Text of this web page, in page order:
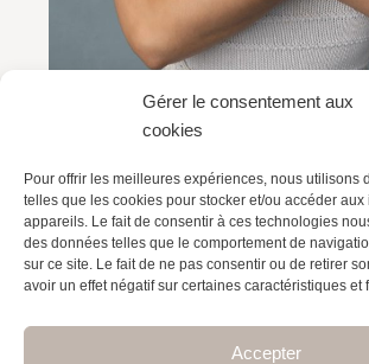
Gérer le consentement aux
cookies
Pour offrir les meilleures expériences, nous utilisons
telles que les cookies pour stocker et/ou accéder
appareils. Le fait de consentir à ces technologies
des données telles que le comportement de
sur ce site. Le fait de ne pas consentir ou de retirer
avoir un effet négatif sur certaines caractéristiques et
Accepter
PRÉCÉDENT
Séance en famille et en extérieur avec les triplés